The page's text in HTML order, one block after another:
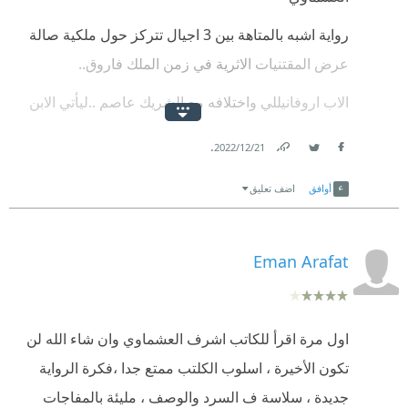
رواية اشبه بالمتاهة بين 3 اجيال تتركز حول ملكية صالة
عرض المقتنيات الاثرية في زمن الملك فاروق..
الاب اروفانيللي واختلافه مع الشريك عاصم ..ليأتي الابن
تم التطرق لبعض المواضيع السياسية التي ممكن ان تفسد
سلسة جميلة تطرق موضوع جديد ..
21‏/12‏/2022
.
أوافق اضف تعليق
Eman Arafat
اول مرة اقرأ للكاتب اشرف العشماوي وان شاء الله لن
تكون الأخيرة ، اسلوب الكلتب ممتع جدا ،فكرة الرواية
جديدة ، سلاسة ف السرد والوصف ، مليئة بالمفاجات